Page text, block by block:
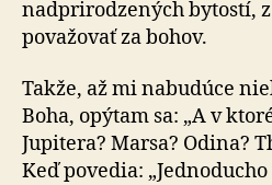
nadprirodzených bytostí,
považovať za bohov.
Takže, až mi nabudúce
Boha, opýtam sa: „A v
Jupitera? Marsa? Odina?
Keď povedia: